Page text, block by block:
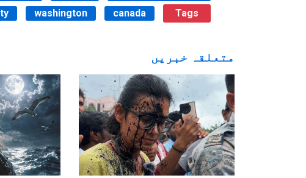
washington canada Tags
متعلقہ خبریں